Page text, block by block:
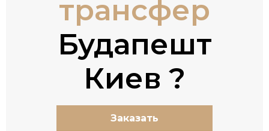
трансфер
Будапешт
Киев
Заказать